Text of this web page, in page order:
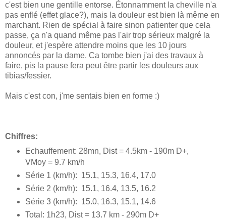
c'est bien une gentille entorse. Étonnamment la cheville n'a
pas enflé (effet glace?), mais la douleur est bien là même en
marchant. Rien de spécial à faire sinon patienter que cela
passe, ça n'a quand même pas l'air trop sérieux malgré la
douleur, et j'espère attendre moins que les 10 jours
annoncés par la dame. Ca tombe bien j'ai des travaux à
faire, pis la pause fera peut être partir les douleurs aux
tibias/fessier.
Mais c'est con, j'me sentais bien en forme :)
Chiffres:
Echauffement: 28mn, Dist = 4.5km - 190m D+,
VMoy = 9.7 km/h
Série 1 (km/h): 15.1, 15.3, 16.4, 17.0
Série 2 (km/h): 15.1, 16.4, 13.5, 16.2
Série 3 (km/h): 15.0, 16.3, 15.1, 14.6
Total: 1h23, Dist = 13.7 km - 290m D+